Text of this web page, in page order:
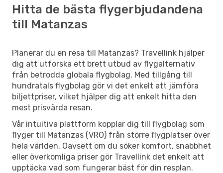
Hitta de bästa flygerbjudandena
till Matanzas
Planerar du en resa till Matanzas? Travellink hjälper
dig att utforska ett brett utbud av flygalternativ
från betrodda globala flygbolag. Med tillgång till
hundratals flygbolag gör vi det enkelt att jämföra
biljettpriser, vilket hjälper dig att enkelt hitta den
mest prisvärda resan.
Vår intuitiva plattform kopplar dig till flygbolag som
flyger till Matanzas (VRO) från större flygplatser över
hela världen. Oavsett om du söker komfort, snabbhet
eller överkomliga priser gör Travellink det enkelt att
upptäcka vad som fungerar bäst för din resplan.